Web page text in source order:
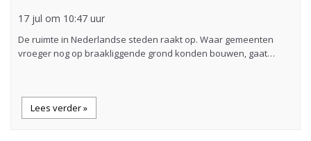
17 jul om 10:47 uur
De ruimte in Nederlandse steden raakt op. Waar gemeenten
vroeger nog op braakliggende grond konden bouwen, gaat…
Lees verder »